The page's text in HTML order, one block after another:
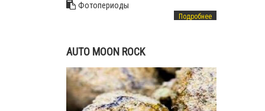
Фотопериоды
Подробнее
AUTO MOON ROCK